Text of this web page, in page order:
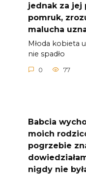
jednak za jej
pomruk,
malucha
Młoda kobieta
nie spadło
0 77
Babcia
moich
pogrzebie
nigdy nie